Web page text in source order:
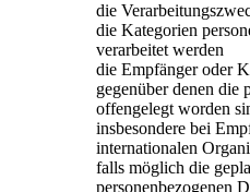
die
die Kategorien
verarbeitet werden
die Empfänger oder
gegenüber denen die
offengelegt worden
insbesondere bei
internationalen
falls möglich die
personenbezogenen